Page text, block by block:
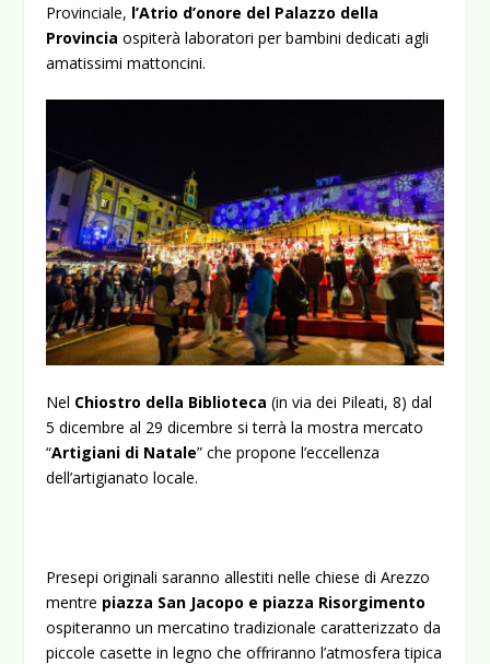
Provinciale, l’Atrio d’onore del Palazzo della
Provincia ospiterà laboratori per bambini dedicati agli
amatissimi mattoncini.
Nel Chiostro della Biblioteca (in via dei Pileati, 8) dal
5 dicembre al 29 dicembre si terrà la mostra mercato
“Artigiani di Natale” che propone l’eccellenza
dell’artigianato locale.
Presepi originali saranno allestiti nelle chiese di Arezzo
mentre piazza San Jacopo e piazza Risorgimento
ospiteranno un mercatino tradizionale caratterizzato da
piccole casette in legno che offriranno l’atmosfera tipica